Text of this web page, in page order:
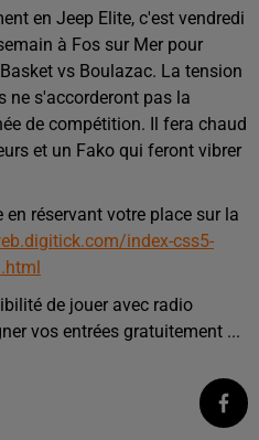
en Jeep Elite, c'est vendredi
à Fos sur Mer pour
vs Boulazac. La tension
ne s'accorderont pas la
de compétition. Il fera chaud
et un Fako qui feront vibrer
réservant votre place sur la
index-css5-
de jouer avec radio
vos entrées gratuitement ...